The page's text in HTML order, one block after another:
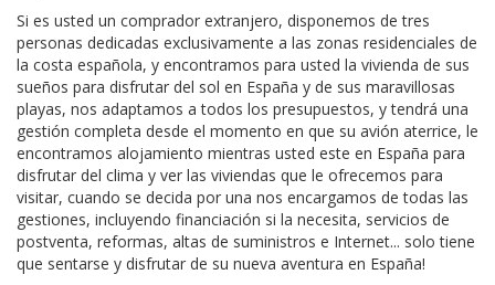
Si es usted un comprador extranjero, disponemos de tres
personas dedicadas exclusivamente a las zonas residenciales de
la costa española, y encontramos para usted la vivienda de sus
sueños para disfrutar del sol en España y de sus maravillosas
playas, nos adaptamos a todos los presupuestos, y tendrá una
gestión completa desde el momento en que su avión aterrice, le
encontramos alojamiento mientras usted este en España para
disfrutar del clima y ver las viviendas que le ofrecemos para
visitar, cuando se decida por una nos encargamos de todas las
gestiones, incluyendo financiación si la necesita, servicios de
postventa, reformas, altas de suministros e Internet... solo tiene
que sentarse y disfrutar de su nueva aventura en España!